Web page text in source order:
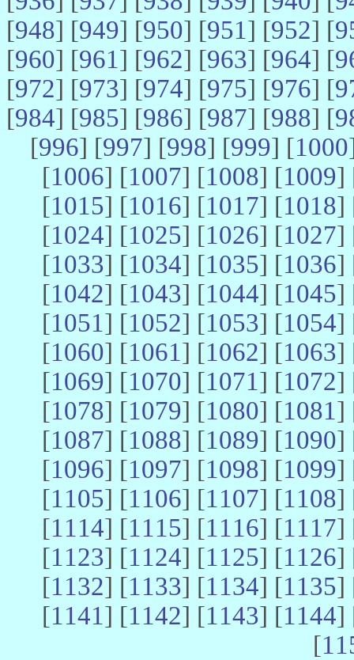
[948] [949] [950] [951] [952] [
[960] [961] [962] [963] [964] [
[972] [973] [974] [975] [976] [
[984] [985] [986] [987] [988] [
[996] [997] [998] [999] [1000
[1006] [1007] [1008] [1009]
[1015] [1016] [1017] [1018]
[1024] [1025] [1026] [1027]
[1033] [1034] [1035] [1036]
[1042] [1043] [1044] [1045]
[1051] [1052] [1053] [1054]
[1060] [1061] [1062] [1063]
[1069] [1070] [1071] [1072]
[1078] [1079] [1080] [1081]
[1087] [1088] [1089] [1090]
[1096] [1097] [1098] [1099]
[1105] [1106] [1107] [1108]
[1114] [1115] [1116] [1117]
[1123] [1124] [1125] [1126]
[1132] [1133] [1134] [1135]
[1141] [1142] [1143] [1144]
[